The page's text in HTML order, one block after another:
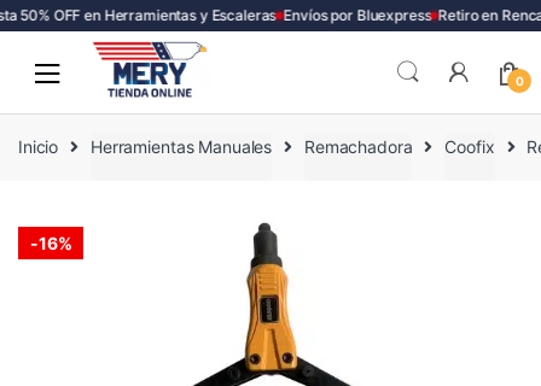
50% OFF en Herramientas y Escaleras Envíos por Bluexpress Retiro en Renca
0
Inicio Herramientas Manuales Remachadora Coofix
-16%